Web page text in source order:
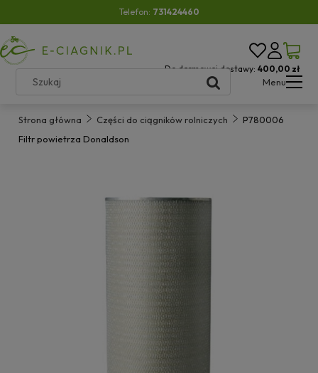
Telefon: 731424460
Do darmowej dostawy: 400,00 zł
Menu
Strona główna Części do ciągników rolniczych
P780006
Filtr powietrza Donaldson